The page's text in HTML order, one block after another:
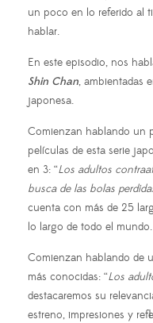
un poco en lo referido al
hablar.
En este episodio, nos
Shin Chan, ambientadas
japonesa.
Comienzan hablando un
películas de esta serie
en 3: “Los adultos
busca de las bolas
cuenta con más de 25
lo largo de todo el mundo.
Comienzan hablando de
más conocidas: “Los
destacaremos su
estreno, impresiones y